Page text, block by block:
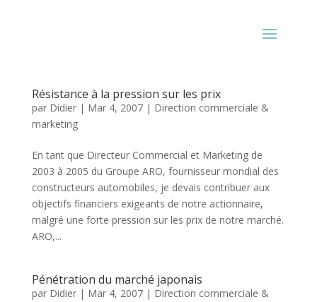
Résistance à la pression sur les prix
par Didier| Mar 4, 2007| Direction commerciale &
marketing
En tant que Directeur Commercial et Marketing de
2003 à 2005 du Groupe ARO, fournisseur mondial des
constructeurs automobiles, je devais contribuer aux
objectifs financiers exigeants de notre actionnaire,
malgré une forte pression sur les prix de notre marché.
ARO,...
Pénétration du marché japonais
par Didier| Mar 4, 2007| Direction commerciale &